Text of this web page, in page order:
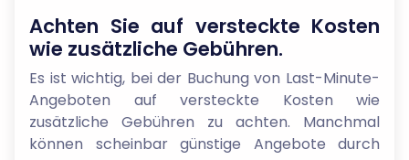
Achten Sie auf versteckte Kosten
wie zusätzliche Gebühren.
Es ist wichtig, bei der Buchung von Last-Minute-
Angeboten auf versteckte Kosten wie
zusätzliche Gebühren zu achten. Manchmal
können scheinbar günstige Angebote durch